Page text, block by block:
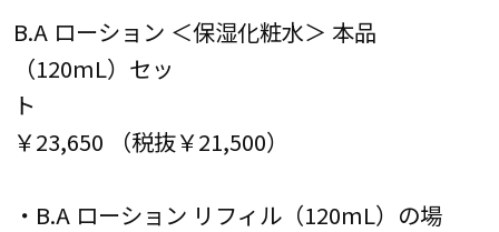
B.A ローション ＜保湿化粧水＞ 本品
（120mL）セッ
ト
￥23,650 （税抜￥21,500）
・B.A ローション リフィル（120mL）の場